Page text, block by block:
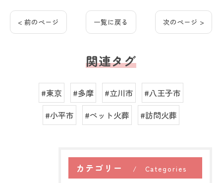
< 前のページ 一覧に戻る 次のページ >
関連タグ
#東京 #多摩 #立川市
#八王子市
#小平市
#ペット火葬 #訪問火葬
カテゴリー Categories